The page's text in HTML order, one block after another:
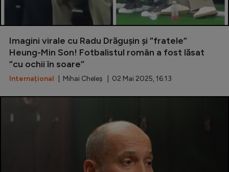
Imagini virale cu Radu Drăgușin și ”fratele”
Heung-Min Son! Fotbalistul român a fost lăsat
”cu ochii în soare”
Internațional | Mihai Cheleș | 02 Mai 2025, 16:13